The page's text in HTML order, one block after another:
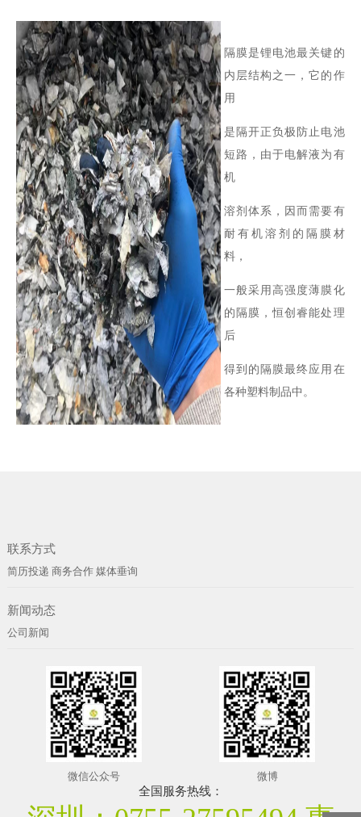
隔膜是锂电池最关键的
内层结构之一，它的作
用
是隔开正负极防止电池
短路，由于电解液为有
机
溶剂体系，因而需要有
耐有机溶剂的隔膜材
料，
一般采用高强度薄膜化
的隔膜，恒创睿能处理
后
得到的隔膜最终应用在
各种塑料制品中。
联系方式
简历投递 商务合作 媒体垂询
新闻动态
公司新闻
微信公众号 微博
全国服务热线：